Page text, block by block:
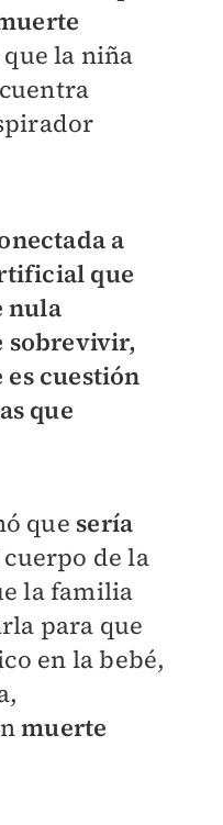
la niña
a
que
nula
sobrevivir,
cuestión
que
que sería
de la
la familia
para que
en la bebé,
muerte